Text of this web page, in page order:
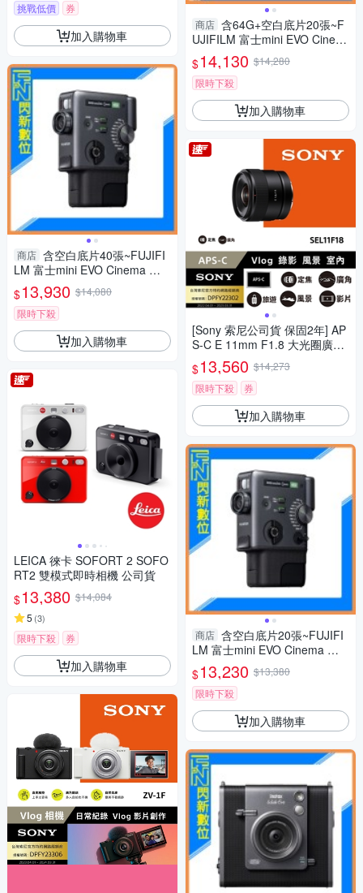
挑戰低價 券
加入購物車
商店 含空白底片40張~FUJIFI
LM 富士mini EVO Cinema 三
合一 拍立得 拍照/影片/列印(公
司貨)
$13,930 $14,080
限時下殺
加入購物車
LEICA 徠卡 SOFORT 2 SOFO
RT2 雙模式即時相機 公司貨
$13,380 $14,084
5 (3)
限時下殺 券
加入購物車
商店 含64G+空白底片20張~F
UJIFILM 富士mini EVO Cinem
a 三合一 拍立得 拍照/影片/列
印(公司貨)
$14,130 $14,280
限時下殺
加入購物車
[Sony 索尼公司貨 保固2年] AP
S-C E 11mm F1.8 大光圈廣角
定焦鏡 SEL11F18
$13,560 $14,273
限時下殺
券
加入購物車
商店 含空白底片20張~FUJIFI
LM 富士mini EVO Cinema 三
合一 拍立得 拍照/影片/列印(公
司貨)
$13,230 $13,380
限時下殺
加入購物車